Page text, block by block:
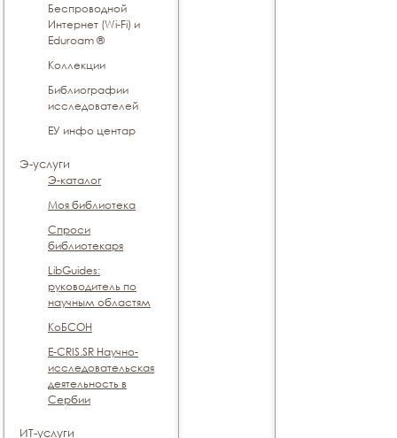
Беспроводной
Интернет (Wi-Fi) и
Eduroam ®
Коллекции
Библиографии
исследователей
ЕУ инфо центар
Э-услуги
Э-каталог
Моя библиотека
Спроси
библиотекаря
LibGuides:
руководитель по
научным областям
КоБСОН
E-CRIS.SR Научно-
исследовательская
деятельность в
Сербии
ИТ-услуги